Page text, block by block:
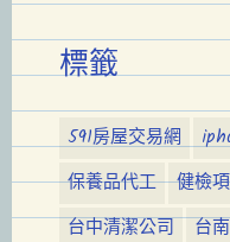
標籤
591房屋交易網
保養品代工
健檢
台中清潔公司
台